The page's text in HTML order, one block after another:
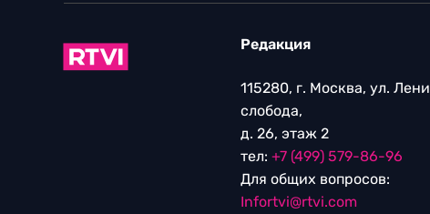
Редакция
115280, г. Москва, ул.
слобода,
д. 26, этаж 2
тел: +7 (499) 579-86-96
Для общих вопросов:
Infortvi@rtvi.com